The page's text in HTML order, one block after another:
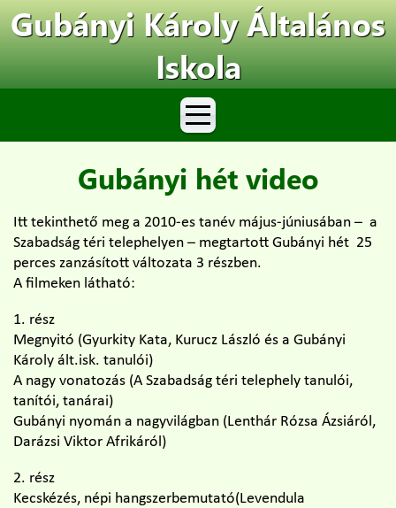
Gubányi Károly Általános
Iskola
Gubányi hét video
Itt tekinthető meg a 2010-es tanév május-júniusában – a
Szabadság téri telephelyen – megtartott Gubányi hét 25
perces zanzásított változata 3 részben.
A filmeken látható:
1. rész
Megnyitó (Gyurkity Kata, Kurucz László és a Gubányi
Károly ált.isk. tanulói)
A nagy vonatozás (A Szabadság téri telephely tanulói,
tanítói, tanárai)
Gubányi nyomán a nagyvilágban (Lenthár Rózsa Ázsiáról,
Darázsi Viktor Afrikáról)
2. rész
Kecskézés, népi hangszerbemutató(Levendula